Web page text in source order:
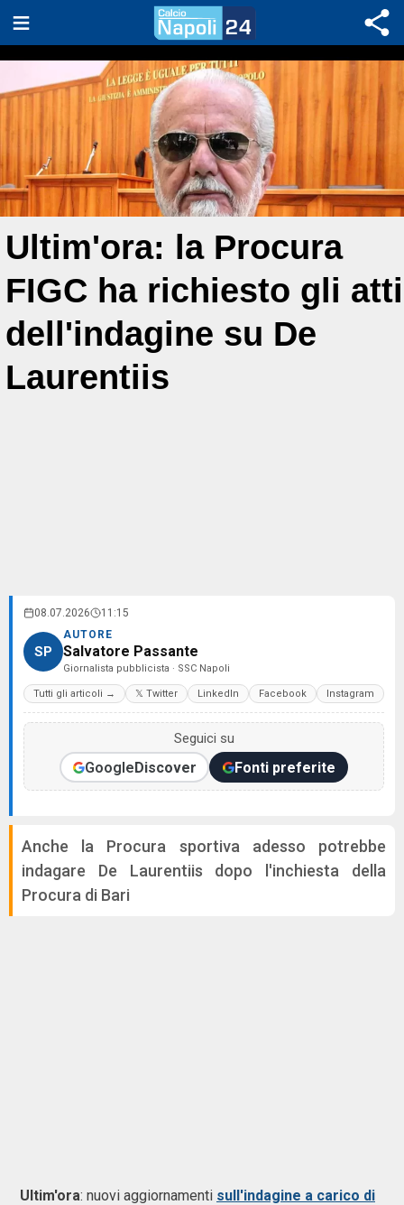
Ultim'ora: la Procura
FIGC ha richiesto gli atti
dell'indagine su De
Laurentiis
08.07.2026 11:15
SP
AUTORE
Salvatore Passante
Giornalista pubblicista · SSC Napoli
Tutti gli articoli → 𝕏 Twitter LinkedIn Facebook Instagram
Seguici su
GoogleDiscover Fonti preferite
Anche la Procura sportiva adesso potrebbe
indagare De Laurentiis dopo l'inchiesta della
Procura di Bari
Ultim'ora: nuovi aggiornamenti sull'indagine a carico di